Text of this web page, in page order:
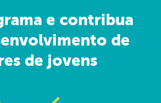
e contribua
de
de jovens